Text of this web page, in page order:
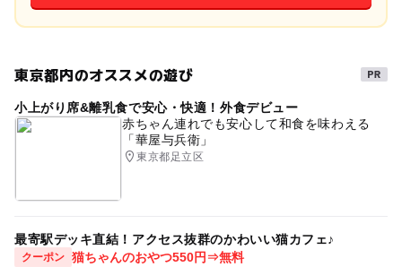
東京都内のオススメの遊び
小上がり席&離乳食で安心・快適！外食デビュー
赤ちゃん連れでも安心して和食を味わえる
「華屋与兵衛」
東京都足立区
最寄駅デッキ直結！アクセス抜群のかわいい猫カフェ♪
クーポン 猫ちゃんのおやつ550円⇒無料